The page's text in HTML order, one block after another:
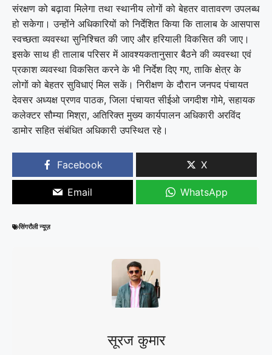
संरक्षण को बढ़ावा मिलेगा तथा स्थानीय लोगों को बेहतर वातावरण उपलब्ध
हो सकेगा। उन्होंने अधिकारियों को निर्देशित किया कि तालाब के आसपास
स्वच्छता व्यवस्था सुनिश्चित की जाए और हरियाली विकसित की जाए।
इसके साथ ही तालाब परिसर में आवश्यकतानुसार बैठने की व्यवस्था एवं
प्रकाश व्यवस्था विकसित करने के भी निर्देश दिए गए, ताकि क्षेत्र के
लोगों को बेहतर सुविधाएं मिल सकें। निरीक्षण के दौरान जनपद पंचायत
देवसर अध्यक्ष प्रणव पाठक, जिला पंचायत सीईओ जगदीश गोमे, सहायक
कलेक्टर सौम्या मिश्रा, अतिरिक्त मुख्य कार्यपालन अधिकारी अरविंद
डामोर सहित संबंधित अधिकारी उपस्थित रहे।
Facebook X
Email WhatsApp
सिंगरौली न्यूज़
सूरज कुमार